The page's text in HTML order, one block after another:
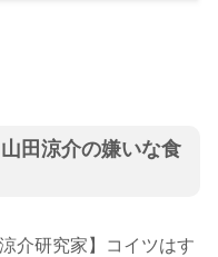
田涼介の嫌いな食
介研究家】コイツはす